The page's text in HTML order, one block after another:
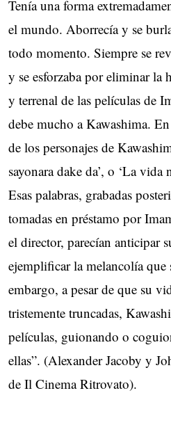
Tenía una forma
el mundo. Aborrecía y se
todo momento. Siempre se
y se esforzaba por eliminar la
y terrenal de las películas de
debe mucho a Kawashima.
de los personajes de
sayonara dake da’, o ‘La vida
Esas palabras, grabadas
tomadas en préstamo por
el director, parecían anticipar
ejemplificar la melancolía que
embargo, a pesar de que su
tristemente truncadas,
películas, guionando o
ellas”. (Alexander Jacoby y
de Il Cinema Ritrovato).